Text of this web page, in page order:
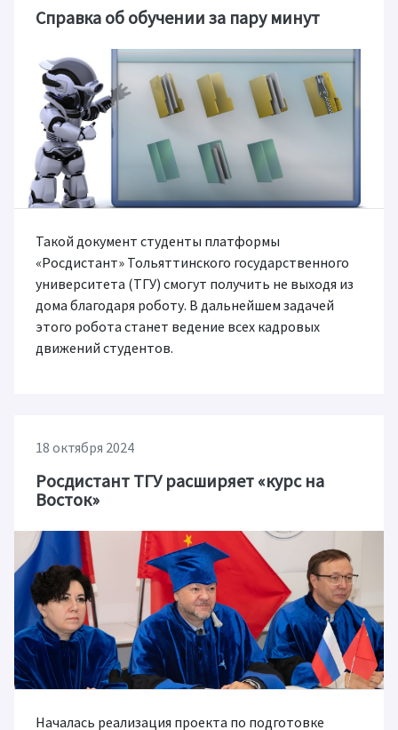
Справка об обучении за пару минут
Такой документ студенты платформы
«Росдистант» Тольяттинского государственного
университета (ТГУ) смогут получить не выходя из
дома благодаря роботу. В дальнейшем задачей
этого робота станет ведение всех кадровых
движений студентов.
18 октября 2024
Росдистант ТГУ расширяет «курс на
Восток»
Началась реализация проекта по подготовке